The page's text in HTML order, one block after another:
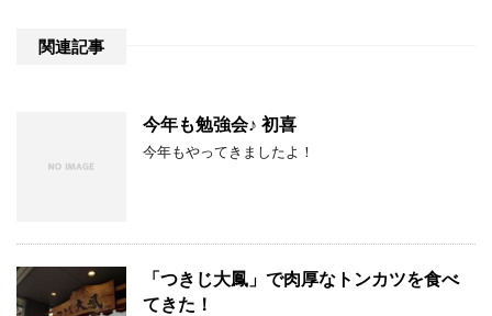
関連記事
今年も勉強会♪ 初喜
今年もやってきましたよ！
「つきじ大鳳」で肉厚なトンカツを食べ
てきた！